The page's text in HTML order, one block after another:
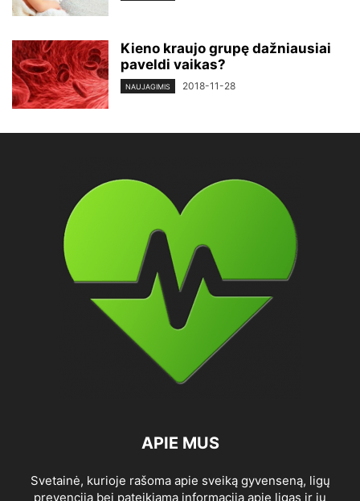
Kieno kraujo grupę dažniausiai
paveldi vaikas?
NAUJAGIMIS 2018-11-28
APIE MUS
Svetainė, kurioje rašoma apie sveiką gyvenseną, ligų
prevenciją bei pateikiama informacija apie ligas ir jų